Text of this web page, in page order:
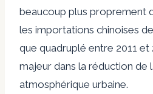
beaucoup plus proprement
les importations chinoises
que quadruplé entre 2011 et
majeur dans la réduction de
atmosphérique urbaine.